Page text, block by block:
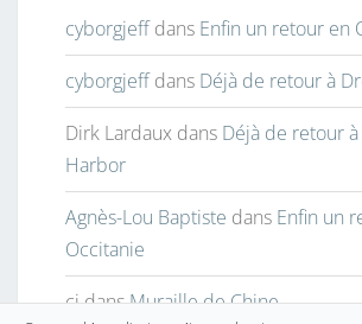
cyborgjeffdans Enfin un retour en
cyborgjeffdans Déjà de retour à
Dirk Lardaux dans Déjà de retour
Harbor
Agnès-Lou Baptiste dans Enfin un
Occitanie
cjdansMuraille de Chine